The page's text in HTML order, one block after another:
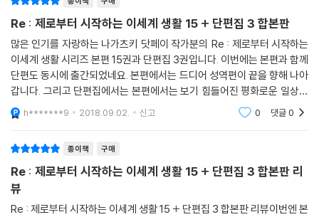
Re : 제로부터 시작하는 이세계 생활 15 + 단편집 3 합본판
많은 인기를 자랑하는 나가츠키 닷페이 작가분의 Re : 제로부터 시작하는
이세계 생활 시리즈 본편 15권과 단편집 3권입니다. 이번에는 본편과 함께
단편도 동시에 출간되었네요. 본편에서는 드디어 성역편이 끝을 향해 나아
갑니다. 그리고 단편집에서는 본편에서는 보기 힘들어진 평화로운 일상을
볼 수 있죠. 자세한 내용은 책을 통해서 확인해 보시기 바랍니다. 다음권도
어서 나왔으
h*******9 2018.09.02. 신고 0 댓글0
종이책 구매
Re : 제로부터 시작하는 이세계 생활 15 + 단편집 3 합본판 리
뷰
Re : 제로부터 시작하는 이세계 생활 15 + 단편집 3 합본판 리뷰이번엔 본